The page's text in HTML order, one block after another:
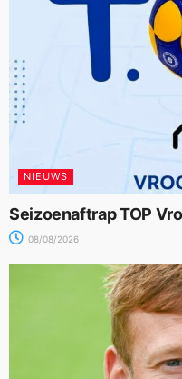
NIEUWS
Seizoenaftrap TOP
08/08/2026